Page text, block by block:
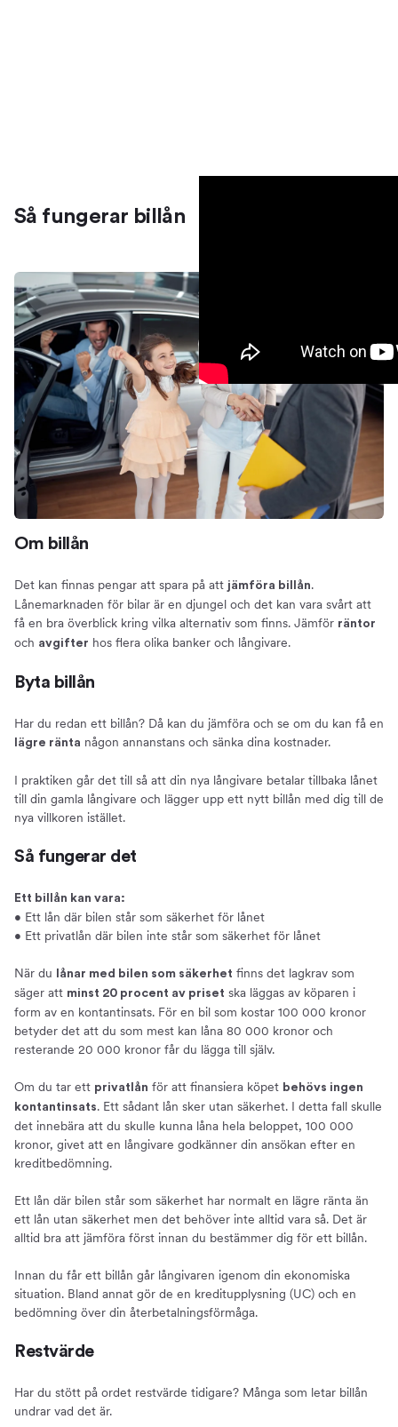
Så fungerar billån
Om billån
Det kan finnas pengar att spara på att jämföra billån.
Lånemarknaden för bilar är en djungel och det kan vara svårt att
få en bra överblick kring vilka alternativ som finns. Jämför räntor
och avgifter hos flera olika banker och långivare.
Byta billån
Har du redan ett billån? Då kan du jämföra och se om du kan få en
lägre ränta någon annanstans och sänka dina kostnader.
I praktiken går det till så att din nya långivare betalar tillbaka lånet
till din gamla långivare och lägger upp ett nytt billån med dig till de
nya villkoren istället.
Så fungerar det
Ett billån kan vara:
• Ett lån där bilen står som säkerhet för lånet
• Ett privatlån där bilen inte står som säkerhet för lånet
När du lånar med bilen som säkerhet finns det lagkrav som
säger att minst 20 procent av priset ska läggas av köparen i
form av en kontantinsats. För en bil som kostar 100 000 kronor
betyder det att du som mest kan låna 80 000 kronor och
resterande 20 000 kronor får du lägga till själv.
Om du tar ett privatlån för att finansiera köpet behövs ingen
kontantinsats. Ett sådant lån sker utan säkerhet. I detta fall skulle
det innebära att du skulle kunna låna hela beloppet, 100 000
kronor, givet att en långivare godkänner din ansökan efter en
kreditbedömning.
Ett lån där bilen står som säkerhet har normalt en lägre ränta än
ett lån utan säkerhet men det behöver inte alltid vara så. Det är
alltid bra att jämföra först innan du bestämmer dig för ett billån.
Innan du får ett billån går långivaren igenom din ekonomiska
situation. Bland annat gör de en kreditupplysning (UC) och en
bedömning över din återbetalningsförmåga.
Restvärde
Har du stött på ordet restvärde tidigare? Många som letar billån
undrar vad det är.